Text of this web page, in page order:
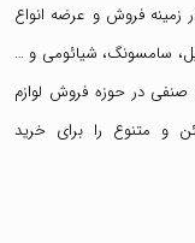
فروش و عرضه انواع
سامسونگ، شیائومی و …
صنفی در حوزه فروش لوازم
و متنوع را برای خرید